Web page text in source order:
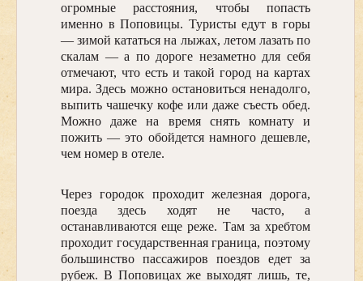
огромные расстояния, чтобы попасть
именно в Поповицы. Туристы едут в горы
— зимой кататься на лыжах, летом лазать по
скалам — а по дороге незаметно для себя
отмечают, что есть и такой город на картах
мира. Здесь можно остановиться ненадолго,
выпить чашечку кофе или даже съесть обед.
Можно даже на время снять комнату и
пожить — это обойдется намного дешевле,
чем номер в отеле.
Через городок проходит железная дорога,
поезда здесь ходят не часто, а
останавливаются еще реже. Там за хребтом
проходит государственная граница, поэтому
большинство пассажиров поездов едет за
рубеж. В Поповицах же выходят лишь, те,